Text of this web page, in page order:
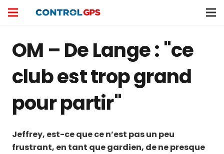
OM – De Lange : "ce
club est trop grand
pour partir"
Jeffrey, est-ce que ce n’est pas un peu
frustrant, en tant que gardien, de ne presque